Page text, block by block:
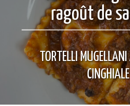
ragoût de
TORTELLI
CINGHIALE